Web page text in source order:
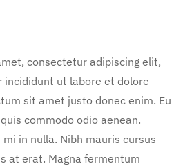
consectetur adipiscing elit,
incididunt ut labore et dolore
sit amet justo donec enim. Eu
commodo odio aenean.
in nulla. Nibh mauris cursus
at erat. Magna fermentum